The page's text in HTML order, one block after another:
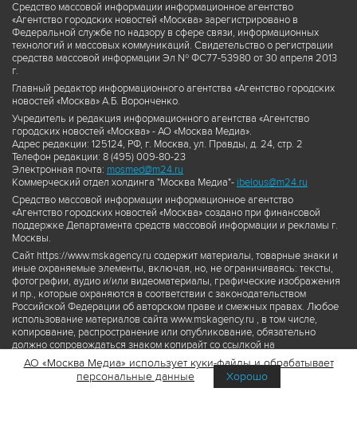
Средство массовой информации информационное агентство
«Агентство городских новостей «Москва» зарегистрировано в
Федеральной службе по надзору в сфере связи, информационных
технологий и массовых коммуникаций. Свидетельство о регистрации
средства массовой информации Эл № ФС77-53980 от 30 апреля 2013
г.
Главный редактор информационного агентства «Агентство городских
новостей «Москва» А.Б. Воронченко.
Учредитель и редакция информационного агентства «Агентство
городских новостей «Москва» - АО «Москва Медиа».
Адрес редакции: 125124, РФ, г. Москва, ул. Правды, д. 24, стр. 2
Телефон редакции: 8 (495) 009-80-23
Электронная почта: mosmed@m24.ru
Коммерческий отдел холдинга "Москва Медиа"- ibelous@m24.ru
Средство массовой информации информационное агентство
«Агентство городских новостей «Москва» создано при финансовой
поддержке Департамента средств массовой информации и рекламы г.
Москвы.
Сайт https://www.mskagency.ru содержит материалы, товарные знаки и
иные охраняемые элементы, включая, но, не ограничиваясь: тексты,
фотографии, аудио и/или видеоматериалы, графические изображения
и пр., которые охраняются в соответствии с законодательством
Российской Федерации об авторском праве и смежных правах. Любое
использование материалов сайта www.mskagency.ru , в том числе,
копирование, распространение или опубликование, обязательно
должно сопровождаться знаком копирайт со ссылкой на
правообладателя © АО «Москва Медиа», а также гиперссылкой на сайт
www.mskagency.ru как на первоисточник информации. Переработка
материалов сайта www.mskagency.ru не допускается.
АО «Москва Медиа» использует куки-файлы и обрабатывает
персональные данные
Хорошо